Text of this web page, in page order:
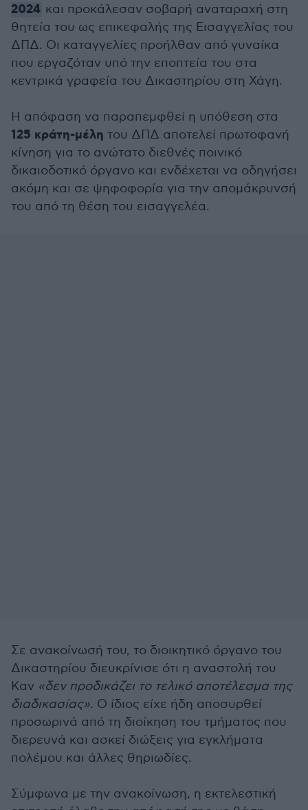
2024 και προκάλεσαν σοβαρή αναταραχή στη
θητεία του ως επικεφαλής της Εισαγγελίας του
ΔΠΔ. Οι καταγγελίες προήλθαν από γυναίκα
που εργαζόταν υπό την εποπτεία του στα
κεντρικά γραφεία του Δικαστηρίου στη Χάγη.
Η απόφαση να παραπεμφθεί η υπόθεση στα
125 κράτη-μέλη του ΔΠΔ αποτελεί πρωτοφανή
κίνηση για το ανώτατο διεθνές ποινικό
δικαιοδοτικό όργανο και ενδέχεται να οδηγήσει
ακόμη και σε ψηφοφορία για την απομάκρυνσή
του από τη θέση του εισαγγελέα.
Σε ανακοίνωσή του, το διοικητικό όργανο του
Δικαστηρίου διευκρίνισε ότι η αναστολή του
Καν «δεν προδικάζει το τελικό αποτέλεσμα της
διαδικασίας». Ο ίδιος είχε ήδη αποσυρθεί
προσωρινά από τη διοίκηση του τμήματος που
διερευνά και ασκεί διώξεις για εγκλήματα
πολέμου και άλλες θηριωδίες.
Σύμφωνα με την ανακοίνωση, η εκτελεστική